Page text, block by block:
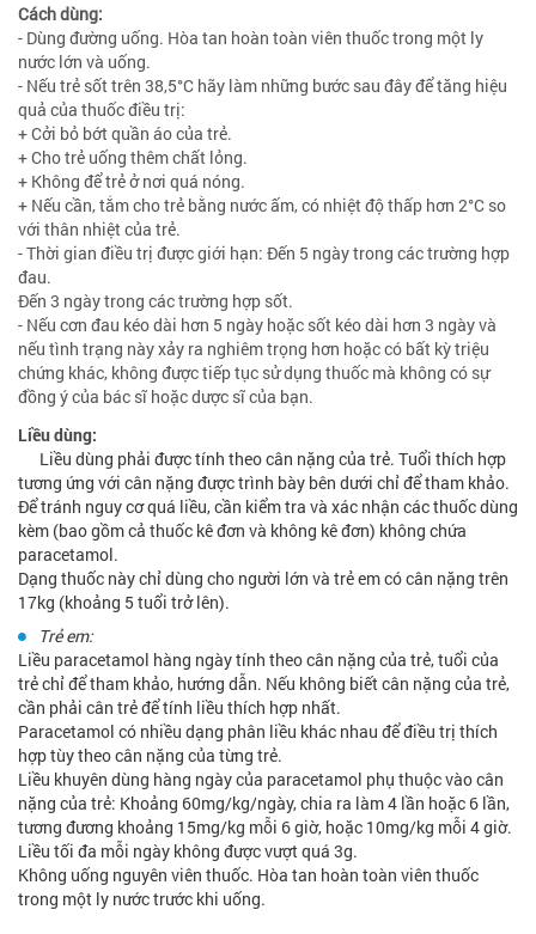
Cách dùng:
- Dùng đường uống. Hòa tan hoàn toàn viên thuốc trong một ly
nước lớn và uống.
- Nếu trẻ sốt trên 38,5°C hãy làm những bước sau đây để tăng hiệu
quả của thuốc điều trị:
+ Cởi bỏ bớt quần áo của trẻ.
+ Cho trẻ uống thêm chất lỏng.
+ Không để trẻ ở nơi quá nóng.
+ Nếu cần, tắm cho trẻ bằng nước ấm, có nhiệt độ thấp hơn 2°C so
với thân nhiệt của trẻ.
- Thời gian điều trị được giới hạn: Đến 5 ngày trong các trường hợp
đau.
Đến 3 ngày trong các trường hợp sốt.
- Nếu cơn đau kéo dài hơn 5 ngày hoặc sốt kéo dài hơn 3 ngày và
nếu tình trạng này xảy ra nghiêm trọng hơn hoặc có bất kỳ triệu
chứng khác, không được tiếp tục sử dụng thuốc mà không có sự
đồng ý của bác sĩ hoặc dược sĩ của bạn.
Liều dùng:
Liều dùng phải được tính theo cân nặng của trẻ. Tuổi thích hợp
tương ứng với cân nặng được trình bày bên dưới chỉ để tham khảo.
Để tránh nguy cơ quá liều, cần kiểm tra và xác nhận các thuốc dùng
kèm (bao gồm cả thuốc kê đơn và không kê đơn) không chứa
paracetamol.
Dạng thuốc này chỉ dùng cho người lớn và trẻ em có cân nặng trên
17kg (khoảng 5 tuổi trở lên).
Trẻ em:
Liều paracetamol hàng ngày tính theo cân nặng của trẻ, tuổi của
trẻ chỉ để tham khảo, hướng dẫn. Nếu không biết cân nặng của trẻ,
cần phải cân trẻ để tính liều thích hợp nhất.
Paracetamol có nhiều dạng phân liều khác nhau để điều trị thích
hợp tùy theo cân nặng của từng trẻ.
Liều khuyên dùng hàng ngày của paracetamol phụ thuộc vào cân
nặng của trẻ: Khoảng 60mg/kg/ngày, chia ra làm 4 lần hoặc 6 lần,
tương đương khoảng 15mg/kg mỗi 6 giờ, hoặc 10mg/kg mỗi 4 giờ.
Liều tối đa mỗi ngày không được vượt quá 3g.
Không uống nguyên viên thuốc. Hòa tan hoàn toàn viên thuốc
trong một ly nước trước khi uống.